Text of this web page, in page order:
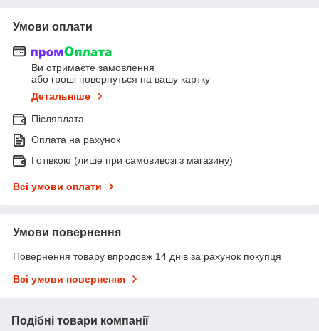
Умови оплати
Ви отримаєте замовлення
або гроші повернуться на вашу картку
Детальніше
Післяплата
Оплата на рахунок
Готівкою (лише при самовивозі з магазину)
Всі умови оплати
Умови повернення
Повернення товару впродовж 14 днів за рахунок покупця
Всі умови повернення
Подібні товари компанії